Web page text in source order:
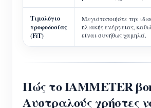
Τιμολόγιο
τροφοδοσίας
(FiT)
Μεγιστοποιήστε την
ηλιακής ενέργειας,
είναι συνήθως χαμηλά.
Πώς το IAMMETER
Αυστραλούς χρήστες